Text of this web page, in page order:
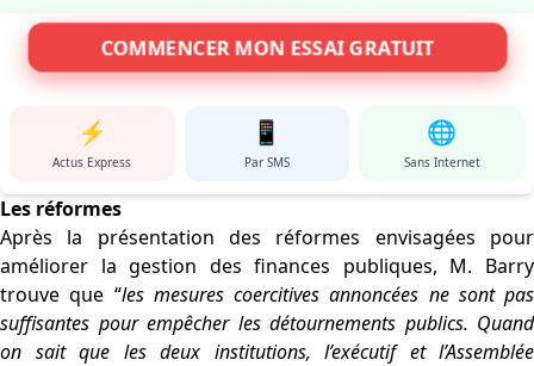
COMMENCER MON ESSAI GRATUIT
⚡
Actus Express
📱
Par SMS
🌐
Sans Internet
Les réformes
Après la présentation des réformes envisagées pour
améliorer la gestion des finances publiques, M. Barry
trouve que “les mesures coercitives annoncées ne sont pas
suffisantes pour empêcher les détournements publics. Quand
on sait que les deux institutions, l’exécutif et l’Assemblée